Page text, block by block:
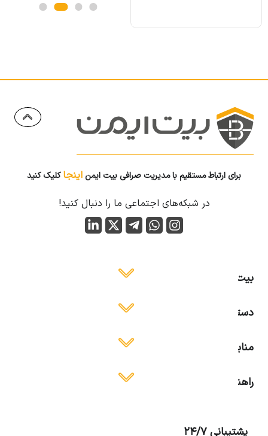
برای ارتباط مستقیم با مدیریت صرافی بیت ایمن اینجاکلیک کنید
در شبکه‌های اجتماعی ما را دنبال کنید!
بیت ایمن
دسترسی آسان
منابع آموزشی
راهنمای استفاده
پشتیبانی 24/7